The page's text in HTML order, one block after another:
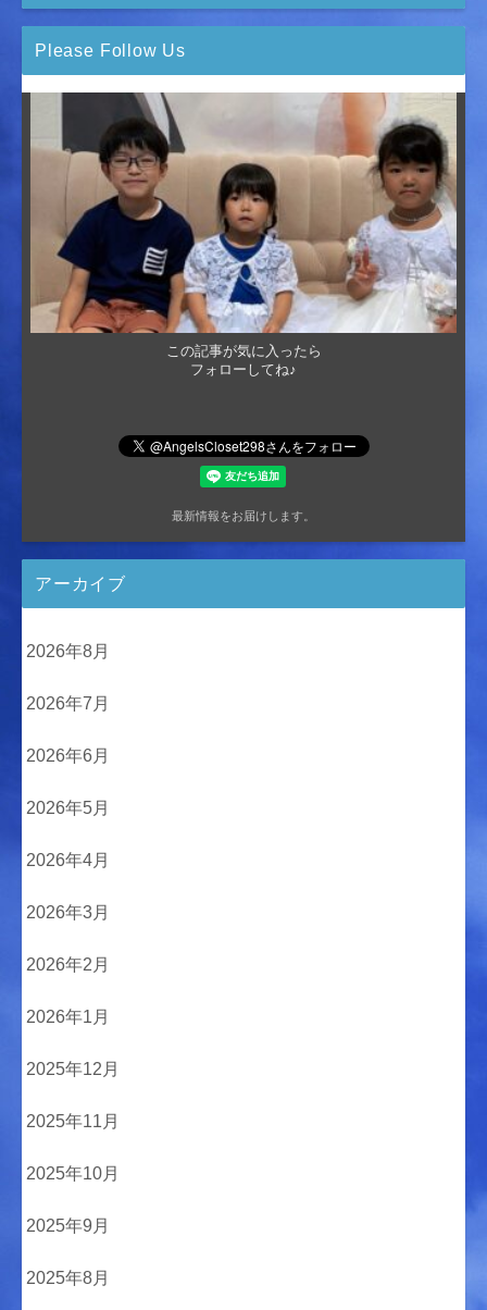
Please Follow Us
この記事が気に入ったら
フォローしてね♪
最新情報をお届けします。
アーカイブ
2026年8月
2026年7月
2026年6月
2026年5月
2026年4月
2026年3月
2026年2月
2026年1月
2025年12月
2025年11月
2025年10月
2025年9月
2025年8月